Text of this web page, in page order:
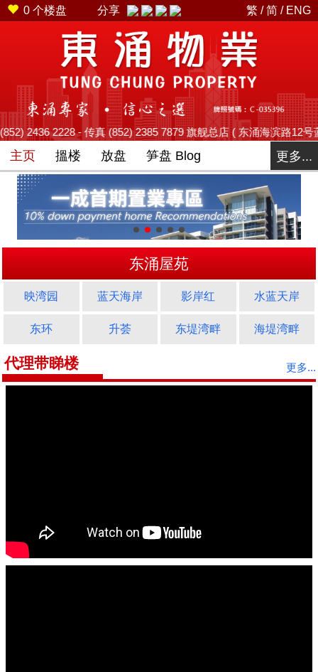
0 个楼盘 分享 繁 /简 / ENG
- 传真 (852) 2385 7879 旗舰总店 ( 东涌海滨路
主页 搵楼 放盘 笋盘 Blog 更多...
东涌屋苑
映湾园 蓝天海岸 影岸红 水蓝天岸
东环 升荟 东堤湾畔 海堤湾畔
代理带睇楼 更多...